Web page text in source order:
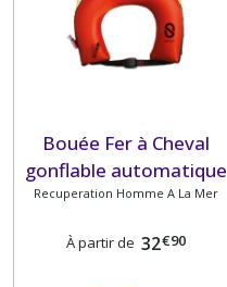
Bouée Fer à Cheval
gonflable automatique
avec lampe et housse
Recuperation Homme A La Mer
À partir de 32€90